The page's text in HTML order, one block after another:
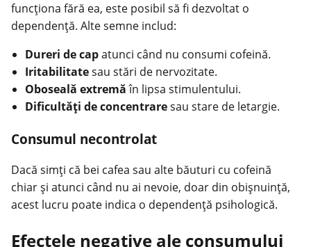
funcționa fără ea, este posibil să fi dezvoltat o
dependență. Alte semne includ:
Dureri de capatunci când nu consumi cofeină.
Iritabilitatesau stări de nervozitate.
Oboseală extremăîn lipsa stimulentului.
Dificultăți de concentraresau stare de letargie.
Consumul necontrolat
Dacă simți că bei cafea sau alte băuturi cu cofeină
chiar și atunci când nu ai nevoie, doar din obișnuință,
acest lucru poate indica o dependență psihologică.
Efectele negative ale consumului